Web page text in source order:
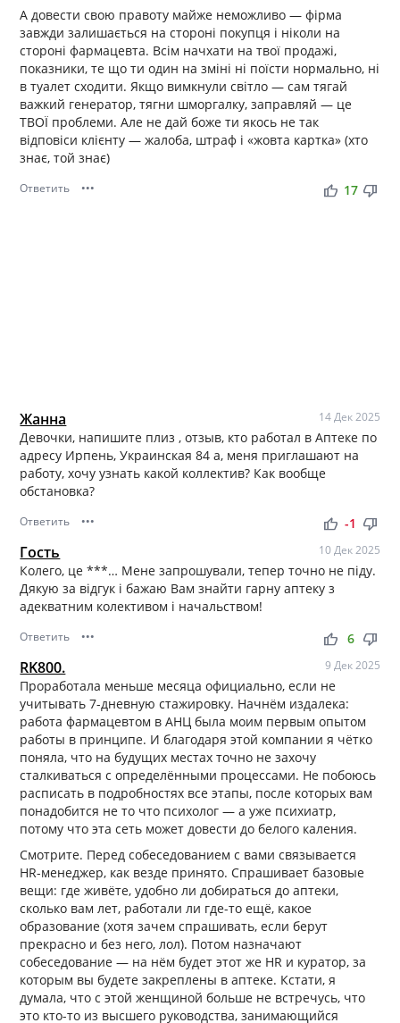
А довести свою правоту майже неможливо — фірма
завжди залишається на стороні покупця і ніколи на
стороні фармацевта. Всім начхати на твої продажі,
показники, те що ти один на зміні ні поїсти нормально, ні
в туалет сходити. Якщо вимкнули світло — сам тягай
важкий генератор, тягни шморгалку, заправляй — це
ТВОЇ проблеми. Але не дай боже ти якось не так
відповіси клієнту — жалоба, штраф і «жовта картка» (хто
знає, той знає)
Ответить ••• thumb_up thumb_down
17
Жанна 14 Дек 2025
Девочки, напишите плиз , отзыв, кто работал в Аптеке по
адресу Ирпень, Украинская 84 а, меня приглашают на
работу, хочу узнать какой коллектив? Как вообще
обстановка?
Ответить ••• thumb_up thumb_down
-1
Гость 10 Дек 2025
Колего, це ***… Мене запрошували, тепер точно не піду.
Дякую за відгук і бажаю Вам знайти гарну аптеку з
адекватним колективом і начальством!
Ответить ••• thumb_up thumb_down
6
RK800. 9 Дек 2025
Проработала меньше месяца официально, если не
учитывать 7-дневную стажировку. Начнём издалека:
работа фармацевтом в АНЦ была моим первым опытом
работы в принципе. И благодаря этой компании я чётко
поняла, что на будущих местах точно не захочу
сталкиваться с определёнными процессами. Не побоюсь
расписать в подробностях все этапы, после которых вам
понадобится не то что психолог — а уже психиатр,
потому что эта сеть может довести до белого каления.
Смотрите. Перед собеседованием с вами связывается
HR-менеджер, как везде принято. Спрашивает базовые
вещи: где живёте, удобно ли добираться до аптеки,
сколько вам лет, работали ли где-то ещё, какое
образование (хотя зачем спрашивать, если берут
прекрасно и без него, лол). Потом назначают
собеседование — на нём будет этот же HR и куратор, за
которым вы будете закреплены в аптеке. Кстати, я
думала, что с этой женщиной больше не встречусь, что
это кто-то из высшего руководства, занимающийся